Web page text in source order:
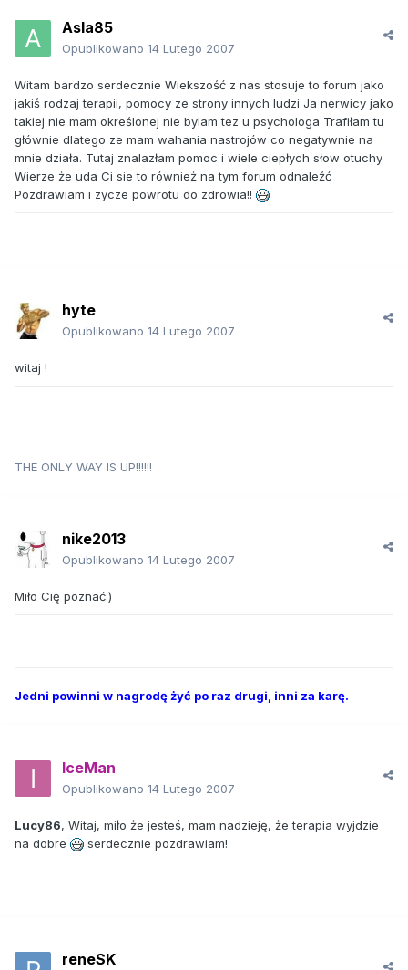
AsIa85
Opublikowano 14 Lutego 2007
Witam bardzo serdecznie Wiekszość z nas stosuje to forum jako
jakiś rodzaj terapii, pomocy ze strony innych ludzi Ja nerwicy jako
takiej nie mam określonej nie bylam tez u psychologa Trafiłam tu
głównie dlatego ze mam wahania nastrojów co negatywnie na
mnie działa. Tutaj znalazłam pomoc i wiele ciepłych słow otuchy
Wierze że uda Ci sie to również na tym forum odnaleźć
Pozdrawiam i zycze powrotu do zdrowia!!
hyte
Opublikowano 14 Lutego 2007
witaj !
THE ONLY WAY IS UP!!!!!!
nike2013
Opublikowano 14 Lutego 2007
Miło Cię poznać:)
Jedni powinni w nagrodę żyć po raz drugi, inni za karę.
IceMan
Opublikowano 14 Lutego 2007
Lucy86, Witaj, miło że jesteś, mam nadzieję, że terapia wyjdzie
na dobre
serdecznie pozdrawiam!
reneSK